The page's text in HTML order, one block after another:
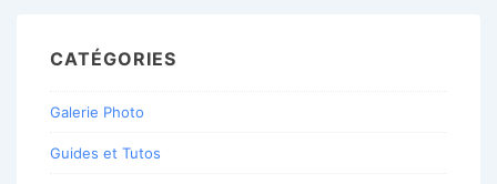
CATÉGORIES
Galerie Photo
Guides et Tutos